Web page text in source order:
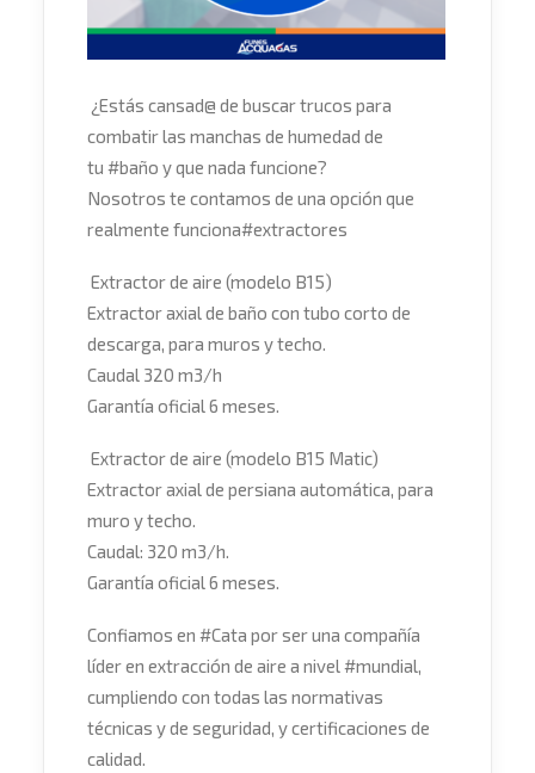
¿Estás cansad@ de buscar trucos para
combatir las manchas de humedad de
tu #baño y que nada funcione?
Nosotros te contamos de una opción que
realmente funciona#extractores
Extractor de aire (modelo B15)
Extractor axial de baño con tubo corto de
descarga, para muros y techo.
Caudal 320 m3/h
Garantía oficial 6 meses.
Extractor de aire (modelo B15 Matic)
Extractor axial de persiana automática, para
muro y techo.
Caudal: 320 m3/h.
Garantía oficial 6 meses.
Confiamos en #Cata por ser una compañía
líder en extracción de aire a nivel#mundial,
cumpliendo con todas las normativas
técnicas y de seguridad, y certificaciones de
calidad.